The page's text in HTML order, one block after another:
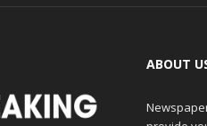
ABOUT